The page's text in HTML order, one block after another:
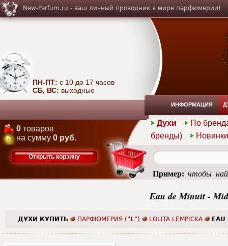
Eau de Minuit -
ДУХИ КУПИТЬ ПАРФЮМЕРИЯ ( "L") LOLITA LEMPICKA
New-Parfum.ru - ваш личный проводник в мире парфюмерии!
ПН-ПТ: с 10 до 17 часов
СБ, ВС: выходные
ИНФОРМАЦИЯ
Духи
По
бренды)
Новинки
0 товаров
на сумму 0 руб.
Открыть корзину
Пример: чтобы